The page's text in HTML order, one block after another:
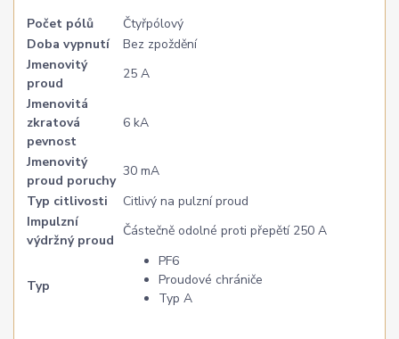
Počet pólů
Čtyřpólový
Doba vypnutí
Bez zpoždění
Jmenovitý
proud
25 A
Jmenovitá
zkratová
pevnost
6 kA
Jmenovitý
proud poruchy
30 mA
Typ citlivosti
Citlivý na pulzní proud
Impulzní
výdržný proud
Částečně odolné proti přepětí 250 A
Typ
PF6
Proudové chrániče
Typ A